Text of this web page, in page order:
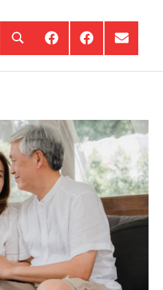
Search
銀
髮
住
宅
投
資
銀
髮,
海
選
單
項
目